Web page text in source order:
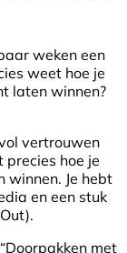
weken een
weet hoe je
laten winnen?
vertrouwen
precies hoe je
winnen. Je hebt
en een stuk
met